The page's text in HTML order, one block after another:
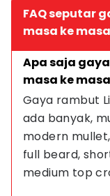
FAQ seputar
masa ke masa
Apa saja
masa ke
Gaya rambut
ada banyak,
modern
full beard,
medium top